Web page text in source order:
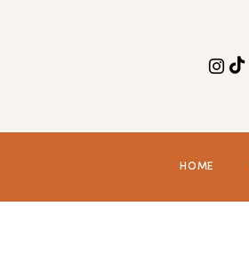
HOME